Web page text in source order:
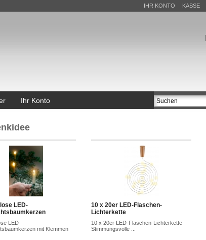
IHR KONTO KASSE
Ihr Konto
LED-
LED-
mit Klemmen
10 x 20er LED-Flaschen-
Lichterkette
10 x 20er LED-Flaschen-Lichterkette
Stimmungsvolle ...